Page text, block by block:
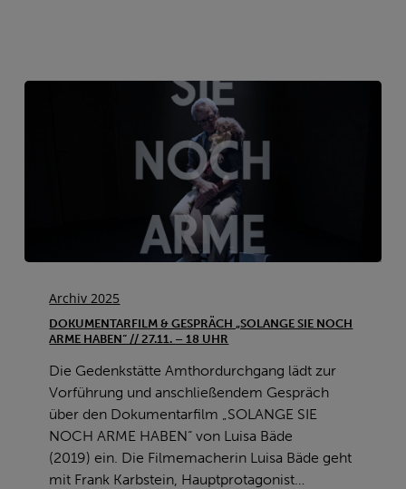
Uhr
Gespräch
„SOLANGE
NOCH
ARME
HABEN“
27.11.
Archiv 2025
DOKUMENTARFILM & GESPRÄCH „SOLANGE SIE NOCH
ARME HABEN“ // 27.11. – 18 UHR
Die Gedenkstätte Amthordurchgang lädt zur
Vorführung und anschließendem Gespräch
über den Dokumentarfilm „SOLANGE SIE
NOCH ARME HABEN“ von Luisa Bäde
(2019) ein. Die Filmemacherin Luisa Bäde geht
mit Frank Karbstein, Hauptprotagonist…